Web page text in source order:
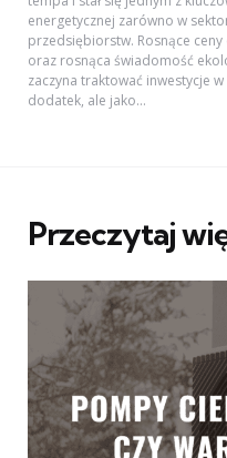
energetycznej zarówno w
przedsiębiorstw. Rosnące
oraz rosnąca świadomość
zaczyna traktować inwestycje
dodatek, ale jako...
Przeczytaj